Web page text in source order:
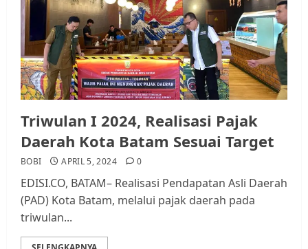
Triwulan I 2024, Realisasi Pajak
Daerah Kota Batam Sesuai Target
BOBI APRIL 5, 2024 0
EDISI.CO, BATAM– Realisasi Pendapatan Asli Daerah
(PAD) Kota Batam, melalui pajak daerah pada
triwulan...